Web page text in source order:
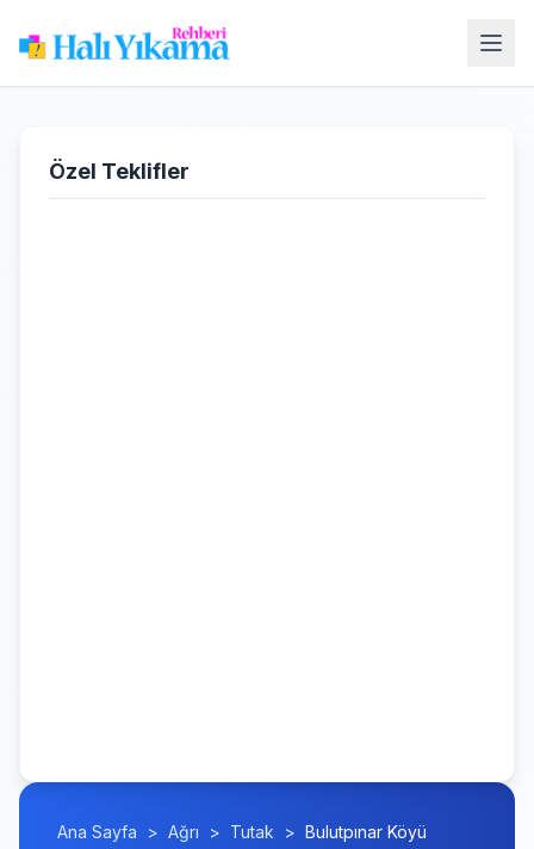
Özel Teklifler
Ana Sayfa > Ağrı > Tutak > Bulutpınar Köyü